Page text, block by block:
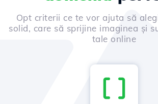
Opt criterii ce te vor ajuta să
solid, care să sprijine imaginea și
tale online